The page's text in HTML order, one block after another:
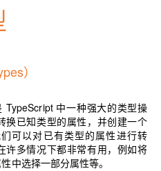
）
TypeScript 中一种强大的类型操
换已知类型的属性，并创建一个
可以对已有类型的属性进行转
许多情况下都非常有用，例如将
中选择一部分属性等。